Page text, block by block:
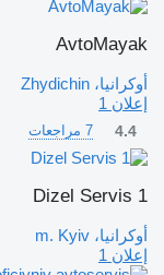
AvtoMayak
أوكرانيا، Zhydichin
إعلان 1
4.4 7 مراجعات
Dizel Servis 1
أوكرانيا، m. Kyiv
إعلان 1